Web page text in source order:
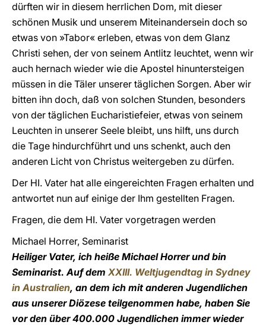
dürften wir in diesem herrlichen Dom, mit dieser
schönen Musik und unserem Miteinandersein doch so
etwas von »Tabor« erleben, etwas von dem Glanz
Christi sehen, der von seinem Antlitz leuchtet, wenn wir
auch hernach wieder wie die Apostel hinuntersteigen
müssen in die Täler unserer täglichen Sorgen. Aber wir
bitten ihn doch, daß von solchen Stunden, besonders
von der täglichen Eucharistiefeier, etwas von seinem
Leuchten in unserer Seele bleibt, uns hilft, uns durch
die Tage hindurchführt und uns schenkt, auch den
anderen Licht von Christus weitergeben zu dürfen.
Der HI. Vater hat alle eingereichten Fragen erhalten und
antwortet nun auf einige der Ihm gestellten Fragen.
Fragen, die dem HI. Vater vorgetragen werden
Michael Horrer, Seminarist
Heiliger Vater, ich heiße Michael Horrer und bin
Seminarist. Auf dem XXIII. Weltjugendtag in Sydney
in Australien, an dem ich mit anderen Jugendlichen
aus unserer Diözese teilgenommen habe, haben Sie
vor den über 400.000 Jugendlichen immer wieder